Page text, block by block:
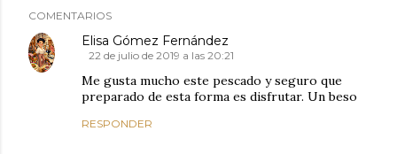
COMENTARIOS
Elisa Gómez Fernández
22 de julio de 2019 a las 20:21
Me gusta mucho este pescado y seguro que
preparado de esta forma es disfrutar. Un beso
RESPONDER